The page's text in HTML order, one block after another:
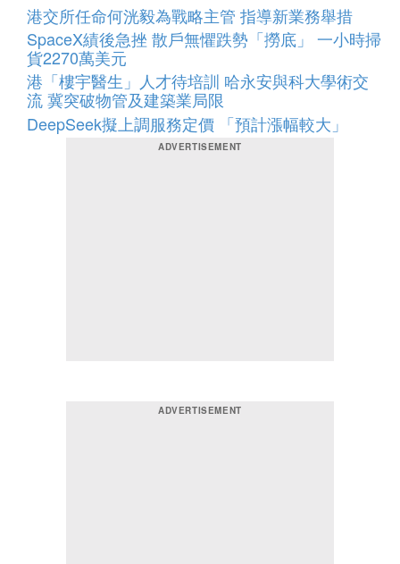
港交所任命何洸毅為戰略主管 指導新業務舉措
SpaceX績後急挫 散戶無懼跌勢「撈底」 一小時掃
貨2270萬美元
港「樓宇醫生」人才待培訓 哈永安與科大學術交
流 冀突破物管及建築業局限
DeepSeek擬上調服務定價 「預計漲幅較大」